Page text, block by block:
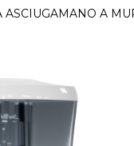
ASCIUGAMANO A